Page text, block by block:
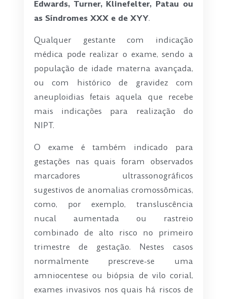
Edwards, Turner, Klinefelter, Patau ou
as Síndromes XXX e de XYY.
Qualquer gestante com indicação
médica pode realizar o exame, sendo a
população de idade materna avançada,
ou com histórico de gravidez com
aneuploidias fetais aquela que recebe
mais indicações para realização do
NIPT.
O exame é também indicado para
gestações nas quais foram observados
marcadores ultrassonográficos
sugestivos de anomalias cromossômicas,
como, por exemplo, transluscência
nucal aumentada ou rastreio
combinado de alto risco no primeiro
trimestre de gestação. Nestes casos
normalmente prescreve-se uma
amniocentese ou biópsia de vilo corial,
exames invasivos nos quais há riscos de